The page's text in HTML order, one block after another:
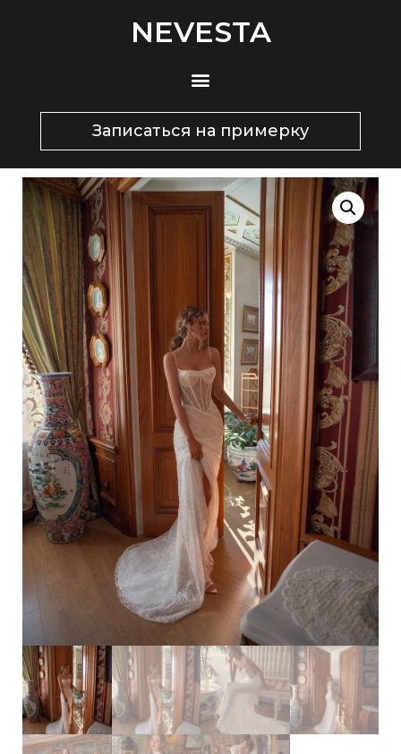
NEVESTA
Записаться на примерку